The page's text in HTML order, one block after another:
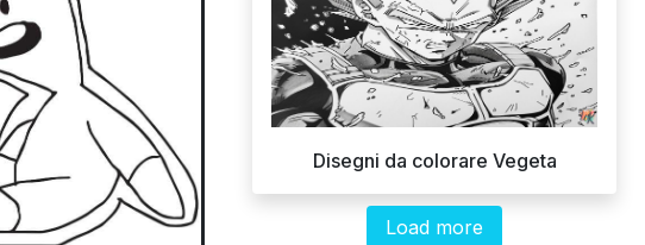
Disegni da colorare Vegeta
Load more